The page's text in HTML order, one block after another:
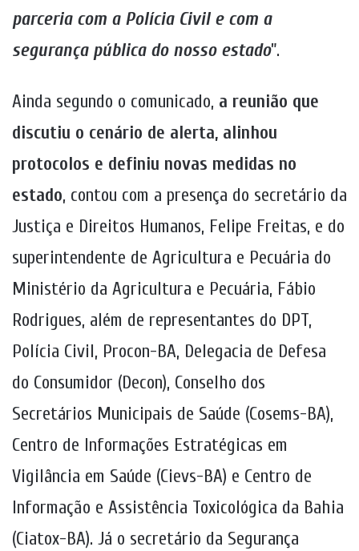
parceria com a Polícia Civil e com a
segurança pública do nosso estado”.
Ainda segundo o comunicado, a reunião que
discutiu o cenário de alerta, alinhou
protocolos e definiu novas medidas no
estado, contou com a presença do secretário da
Justiça e Direitos Humanos, Felipe Freitas, e do
superintendente de Agricultura e Pecuária do
Ministério da Agricultura e Pecuária, Fábio
Rodrigues, além de representantes do DPT,
Polícia Civil, Procon-BA, Delegacia de Defesa
do Consumidor (Decon), Conselho dos
Secretários Municipais de Saúde (Cosems-BA),
Centro de Informações Estratégicas em
Vigilância em Saúde (Cievs-BA) e Centro de
Informação e Assistência Toxicológica da Bahia
(Ciatox-BA). Já o secretário da Segurança